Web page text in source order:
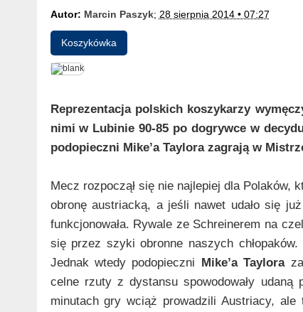
Autor: Marcin Paszyk; 28 sierpnia 2014 • 07:27
Koszykówka
Reprezentacja polskich koszykarzy
nimi w Lubinie 90-85 po dogrywce w
podopieczni Mike’a Taylora zagrają w
Mecz rozpoczął się nie najlepiej dla Polaków,
obronę austriacką, a jeśli nawet udało się
funkcjonowała. Rywale ze Schreinerem na
się przez szyki obronne naszych
Jednak wtedy podopieczni Mike’a Taylora
celne rzuty z dystansu spowodowały
minutach gry wciąż prowadzili Austriacy, ale